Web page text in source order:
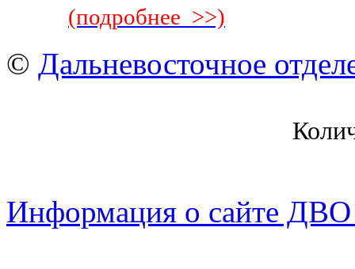
(подробнее >>)
© Дальневосточное
Информация о сайте